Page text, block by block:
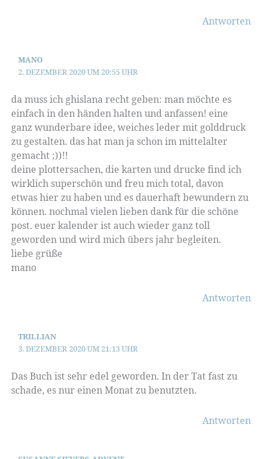
Antworten
MANO
2. DEZEMBER 2020 UM 20:55 UHR
da muss ich ghislana recht geben: man möchte es
einfach in den händen halten und anfassen! eine
ganz wunderbare idee, weiches leder mit golddruck
zu gestalten. das hat man ja schon im mittelalter
gemacht ;))!!
deine plottersachen, die karten und drucke find ich
wirklich superschön und freu mich total, davon
etwas hier zu haben und es dauerhaft bewundern zu
können. nochmal vielen lieben dank für die schöne
post. euer kalender ist auch wieder ganz toll
geworden und wird mich übers jahr begleiten.
liebe grüße
mano
Antworten
TRILLIAN
3. DEZEMBER 2020 UM 21:13 UHR
Das Buch ist sehr edel geworden. In der Tat fast zu
schade, es nur einen Monat zu benutzten.
Antworten